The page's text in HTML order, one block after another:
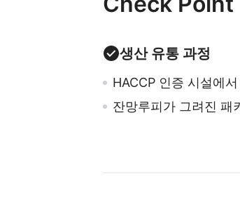
생산 유통 과정
HACCP 인증 시설에
잔망루피가 그려진 패